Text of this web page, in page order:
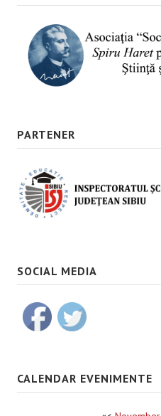
PARTENER
SOCIAL MEDIA
CALENDAR EVENIMENTE